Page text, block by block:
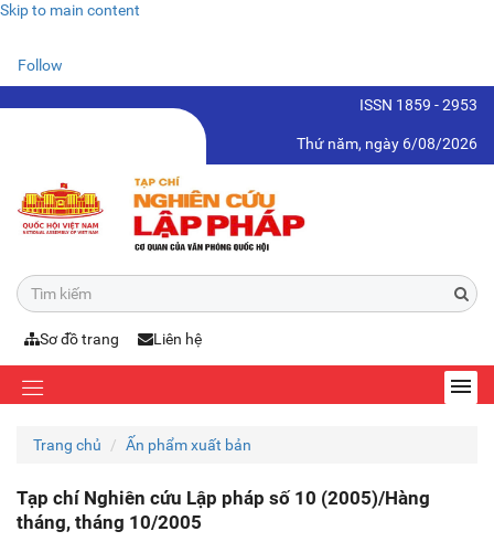
Skip to main content
Follow
ISSN 1859 - 2953
Thứ năm, ngày 6/08/2026
Sơ đồ trang Liên hệ
Trang chủ Ấn phẩm xuất bản
Tạp chí Nghiên cứu Lập pháp số 10 (2005)/Hàng
tháng, tháng 10/2005